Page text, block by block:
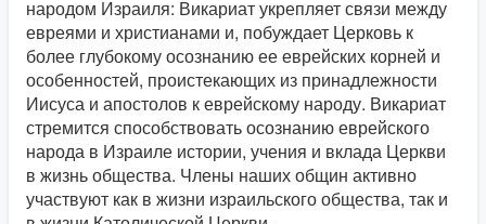
народом Израиля: Викариат укрепляет связи между
евреями и христианами и, побуждает Церковь к
более глубокому осознанию ее еврейских корней и
особенностей, проистекающих из принадлежности
Иисуса и апостолов к еврейскому народу. Викариат
стремится способствовать осознанию еврейского
народа в Израиле истории, учения и вклада Церкви
в жизнь общества. Члены наших общин активно
участвуют как в жизни израильского общества, так и